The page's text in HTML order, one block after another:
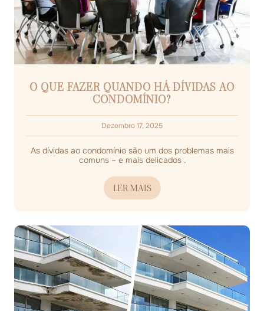
O QUE FAZER QUANDO HÁ DÍVIDAS AO
CONDOMÍNIO?
Dezembro 17, 2025
As dívidas ao condomínio são um dos problemas mais
comuns – e mais delicados .
LER MAIS